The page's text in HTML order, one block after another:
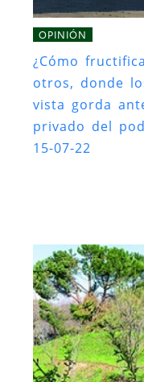
OPINIÓN
¿Cómo
otros, donde
vista gorda
privado del
15-07-22